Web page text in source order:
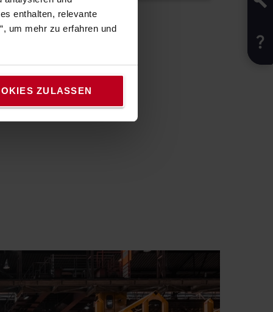
enthalten, relevante
um mehr zu erfahren und
ZULASSEN